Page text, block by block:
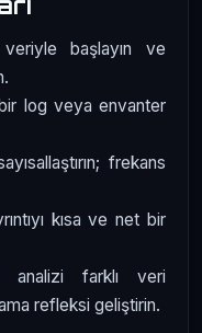
başlayın ve
bir log veya envanter
frekans
kısa ve net bir
analizi farklı veri
refleksi geliştirin.